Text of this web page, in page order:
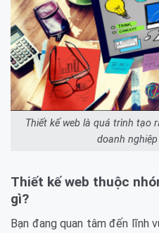
Thiết kế web là quá trình tạo
doanh
Thiết kế web thuộc
gì?
Bạn đang quan tâm đến lĩnh